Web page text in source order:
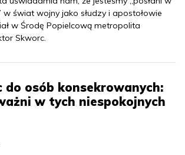
w świat wojny jako słudzy i apostołowie
w Środę Popielcową metropolita
Skworc.
do osób konsekrowanych:
w tych niespokojnych